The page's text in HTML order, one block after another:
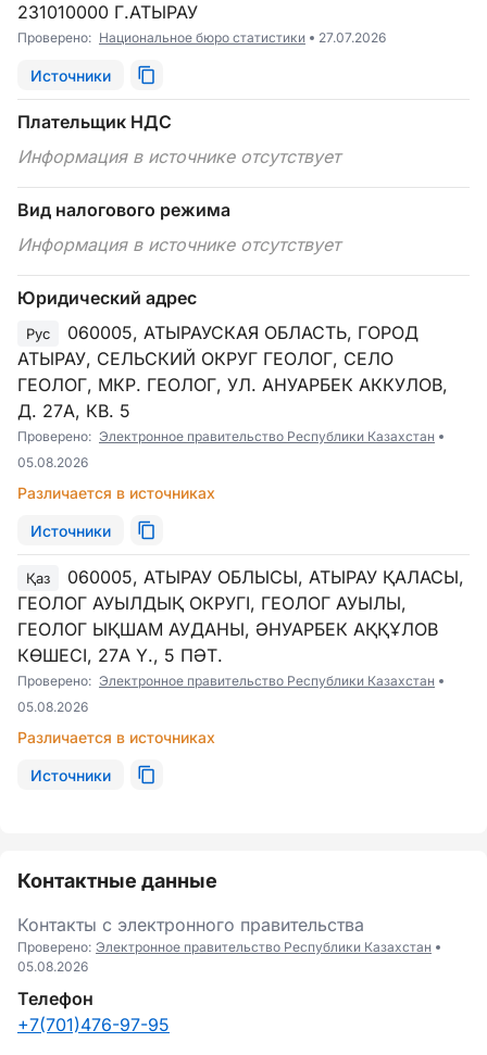
231010000 Г.АТЫРАУ
Проверено: Национальное бюро статистики 27.07.2026
Источники
Плательщик НДС
Информация в источнике отсутствует
Вид налогового режима
Информация в источнике отсутствует
Юридический адрес
Рус
060005, АТЫРАУСКАЯ ОБЛАСТЬ, ГОРОД
АТЫРАУ, СЕЛЬСКИЙ ОКРУГ ГЕОЛОГ, СЕЛО
ГЕОЛОГ, МКР. ГЕОЛОГ, УЛ. АНУАРБЕК АККУЛОВ,
Д. 27А, КВ. 5
Проверено: Электронное правительство Республики Казахстан
05.08.2026
Различается в источниках
Источники
Қаз
060005, АТЫРАУ ОБЛЫСЫ, АТЫРАУ ҚАЛАСЫ,
ГЕОЛОГ АУЫЛДЫҚ ОКРУГІ, ГЕОЛОГ АУЫЛЫ,
ГЕОЛОГ ЫҚШАМ АУДАНЫ, ӘНУАРБЕК АҚҚҰЛОВ
КӨШЕСІ, 27А Ү., 5 ПӘТ.
Проверено: Электронное правительство Республики Казахстан
05.08.2026
Различается в источниках
Источники
Контактные данные
Контакты с электронного правительства
Проверено: Электронное правительство Республики Казахстан
05.08.2026
Телефон
+7(701)476-97-95